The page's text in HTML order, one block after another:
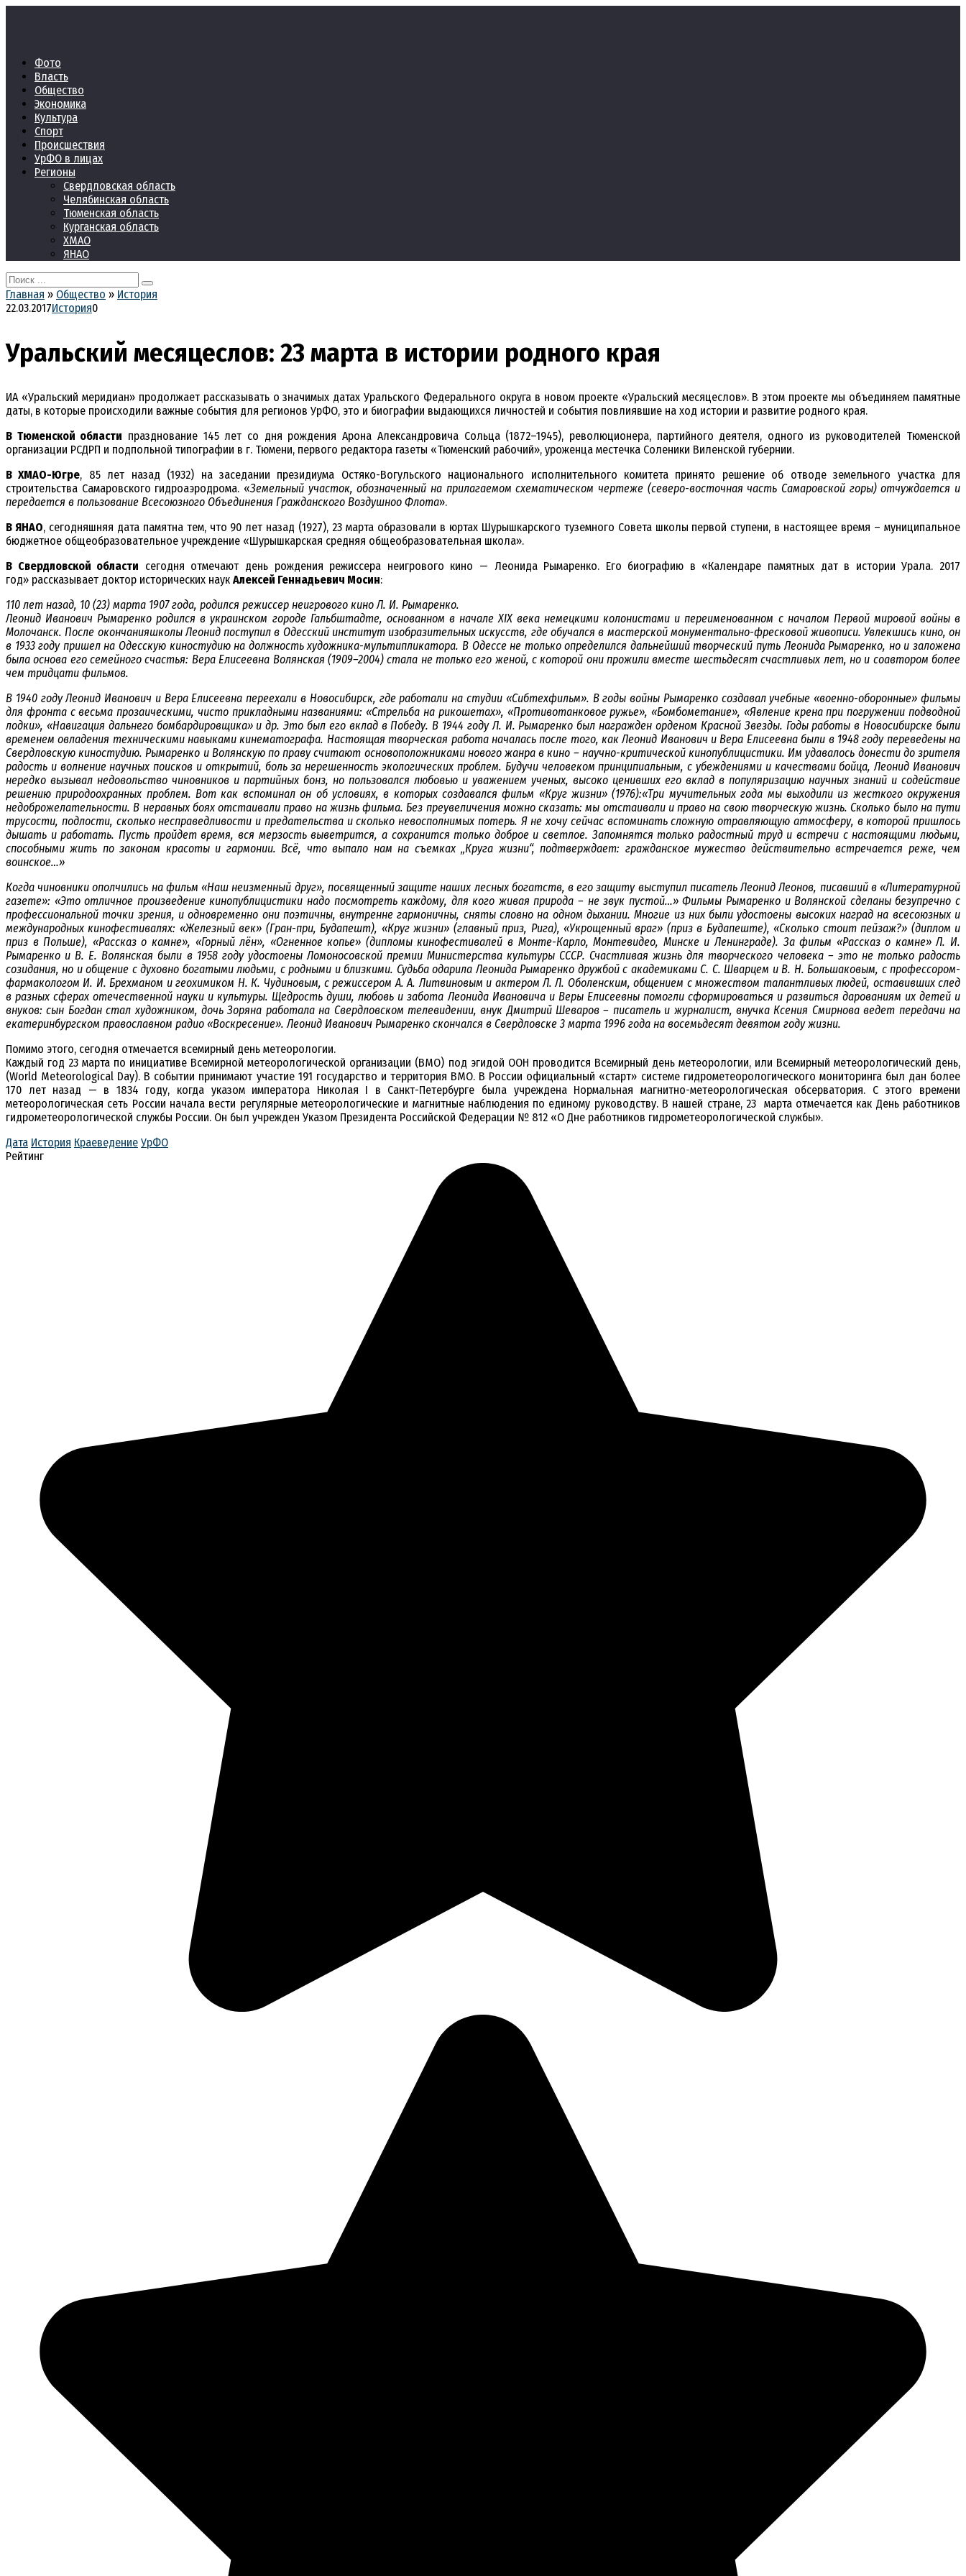
Фото
Власть
Общество
Экономика
Культура
Спорт
Происшествия
УрФО в лицах
Регионы
Свердловская область
Челябинская область
Тюменская область
Курганская область
ХМАО
ЯНАО
Search
for:
Главная » Общество » История
22.03.2017История0
Уральский месяцеслов: 23 марта в истории родного края
ИА «Уральский меридиан» продолжает рассказывать о значимых датах Уральского Федерального округа в новом проекте «Уральский месяцеслов». В этом проекте мы объединяем памятные
даты, в которые происходили важные события для регионов УрФО, это и биографии выдающихся личностей и события повлиявшие на ход истории и развитие родного края.
В Тюменской области празднование 145 лет со дня рождения Арона Александровича Сольца (1872–1945), революционера, партийного деятеля, одного из руководителей Тюменской
организации РСДРП и подпольной типографии в г. Тюмени, первого редактора газеты «Тюменский рабочий», уроженца местечка Соленики Виленской губернии.
В ХМАО-Югре, 85 лет назад (1932) на заседании президиума Остяко-Вогульского национального исполнительного комитета принято решение об отводе земельного участка для
строительства Самаровского гидроаэродрома. «Земельный участок, обозначенный на прилагаемом схематическом чертеже (северо-восточная часть Самаровской горы) отчуждается и
передается в пользование Всесоюзного Объединения Гражданского Воздушноо Флота».
В ЯНАО, сегодняшняя дата памятна тем, что 90 лет назад (1927), 23 марта образовали в юртах Шурышкарского туземного Совета школы первой ступени, в настоящее время – муниципальное
бюджетное общеобразовательное учреждение «Шурышкарская средняя общеобразовательная школа».
В Свердловской области сегодня отмечают день рождения режиссера неигрового кино — Леонида Рымаренко. Его биографию в «Календаре памятных дат в истории Урала. 2017
год» рассказывает доктор исторических наук Алексей Геннадьевич Мосин:
110 лет назад, 10 (23) марта 1907 года, родился режиссер неигрового кино Л. И. Рымаренко.
Леонид Иванович Рымаренко родился в украинском городе Гальбштадте, основанном в начале XIX века немецкими колонистами и переименованном с началом Первой мировой войны в
Молочанск. После окончанияшколы Леонид поступил в Одесский институт изобразительных искусств, где обучался в мастерской монументально-фресковой живописи. Увлекшись кино, он
в 1933 году пришел на Одесскую киностудию на должность художника-мультипликатора. В Одессе не только определился дальнейший творческий путь Леонида Рымаренко, но и заложена
была основа его семейного счастья: Вера Елисеевна Волянская (1909–2004) стала не только его женой, с которой они прожили вместе шестьдесят счастливых лет, но и соавтором более
чем тридцати фильмов.
В 1940 году Леонид Иванович и Вера Елисеевна переехали в Новосибирск, где работали на студии «Сибтехфильм». В годы войны Рымаренко создавал учебные «военно-оборонные» фильмы
для фронта с весьма прозаическими, чисто прикладными названиями: «Стрельба на рикошетах», «Противотанковое ружье», «Бомбометание», «Явление крена при погружении подводной
лодки», «Навигация дальнего бомбардировщика» и др. Это был его вклад в Победу. В 1944 году Л. И. Рымаренко был награжден орденом Красной Звезды. Годы работы в Новосибирске были
временем овладения техническими навыками кинематографа. Настоящая творческая работа началась после того, как Леонид Иванович и Вера Елисеевна были в 1948 году переведены на
Свердловскую киностудию.Рымаренко и Волянскую по праву считают основоположниками нового жанра в кино – научно-критической кинопублицистики. Им удавалось донести до зрителя
радость и волнение научных поисков и открытий, боль за нерешенность экологических проблем. Будучи человеком принципиальным, с убеждениями и качествами бойца, Леонид Иванович
нередко вызывал недовольство чиновников и партийных бонз, но пользовался любовью и уважением ученых, высоко ценивших его вклад в популяризацию научных знаний и содействие
решению природоохранных проблем. Вот как вспоминал он об условиях, в которых создавался фильм «Круг жизни» (1976):«Три мучительных года мы выходили из жесткого окружения
недоброжелательности. В неравных боях отстаивали право на жизнь фильма. Без преувеличения можно сказать: мы отстаивали и право на свою творческую жизнь. Сколько было на пути
трусости, подлости, сколько несправедливости и предательства и сколько невосполнимых потерь. Я не хочу сейчас вспоминать сложную отравляющую атмосферу, в которой пришлось
дышать и работать. Пусть пройдет время, вся мерзость выветрится, а сохранится только доброе и светлое. Запомнятся только радостный труд и встречи с настоящими людьми,
способными жить по законам красоты и гармонии. Всё, что выпало нам на съемках „Круга жизни“, подтверждает: гражданское мужество действительно встречается реже, чем
воинское…»
Когда чиновники ополчились на фильм «Наш неизменный друг», посвященный защите наших лесных богатств, в его защиту выступил писатель Леонид Леонов, писавший в «Литературной
газете»: «Это отличное произведение кинопублицистики надо посмотреть каждому, для кого живая природа – не звук пустой…» Фильмы Рымаренко и Волянской сделаны безупречно с
профессиональной точки зрения, и одновременно они поэтичны, внутренне гармоничны, сняты словно на одном дыхании. Многие из них были удостоены высоких наград на всесоюзных и
международных кинофестивалях: «Железный век» (Гран-при, Будапешт), «Круг жизни» (главный приз, Рига), «Укрощенный враг» (приз в Будапеште),«Сколько стоит пейзаж?» (диплом и
приз в Польше), «Рассказ о камне», «Горный лён», «Огненное копье» (дипломы кинофестивалей в Монте-Карло, Монтевидео, Минске иЛенинграде). За фильм «Рассказ о камне» Л. И.
Рымаренко и В. Е. Волянская были в 1958 году удостоены Ломоносовской премии Министерства культуры СССР. Счастливая жизнь для творческого человека – это не только радость
созидания, но и общение с духовно богатыми людьми, с родными и близкими. Судьба одарила Леонида Рымаренко дружбой с академиками С. С. Шварцем и В. Н. Большаковым, с профессором-
фармакологом И. И. Брехманом и геохимиком Н. К. Чудиновым, с режиссером А. А. Литвиновым и актером Л. Л. Оболенским, общением с множеством талантливых людей, оставивших след
в разных сферах отечественной науки и культуры. Щедрость души, любовь и забота Леонида Ивановича и Веры Елисеевны помогли сформироваться и развиться дарованиям их детей и
внуков: сын Богдан стал художником, дочь Зоряна работала на Свердловском телевидении, внук Дмитрий Шеваров – писатель и журналист, внучка Ксения Смирнова ведет передачи на
екатеринбургском православном радио «Воскресение». Леонид Иванович Рымаренко скончался в Свердловске 3 марта 1996 года на восемьдесят девятом году жизни.
Помимо этого, сегодня отмечается всемирный день метеорологии.
Каждый год 23 марта по инициативе Всемирной метеорологической организации (ВМО) под эгидой ООН проводится Всемирный день метеорологии, или Всемирный метеорологический день,
(World Meteorological Day). В событии принимают участие 191 государство и территория ВМО. В России официальный «старт» системе гидрометеорологического мониторинга был дан более
170 лет назад — в 1834 году, когда указом императора Николая I в Санкт-Петербурге была учреждена Нормальная магнитно-метеорологическая обсерватория. С этого времени
метеорологическая сеть России начала вести регулярные метеорологические и магнитные наблюдения по единому руководству. В нашей стране, 23 марта отмечается как День работников
гидрометеорологической службы России. Он был учрежден Указом Президента Российской Федерации № 812 «О Дне работников гидрометеорологической службы».
Дата История Краеведение УрФО
Рейтинг